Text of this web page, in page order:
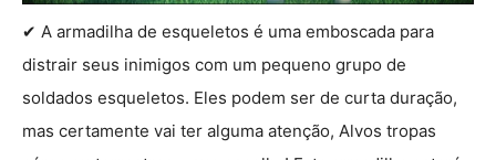
✔ A armadilha de esqueletos é uma emboscada para
distrair seus inimigos com um pequeno grupo de
soldados esqueletos. Eles podem ser de curta duração,
mas certamente vai ter alguma atenção, Alvos tropas